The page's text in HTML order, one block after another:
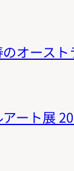
オース
ート展